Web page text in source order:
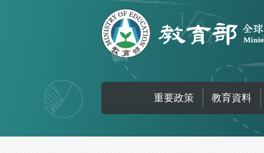
重要政策 教育資料